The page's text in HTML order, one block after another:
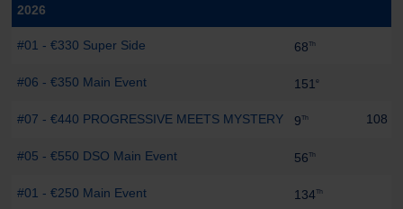
2026
#01 - €330 Super Side 68Th
#06 - €350 Main Event 151e
#07 - €440 PROGRESSIVE MEETS MYSTERY 9Th 108
#05 - €550 DSO Main Event 56Th
#01 - €250 Main Event 134Th